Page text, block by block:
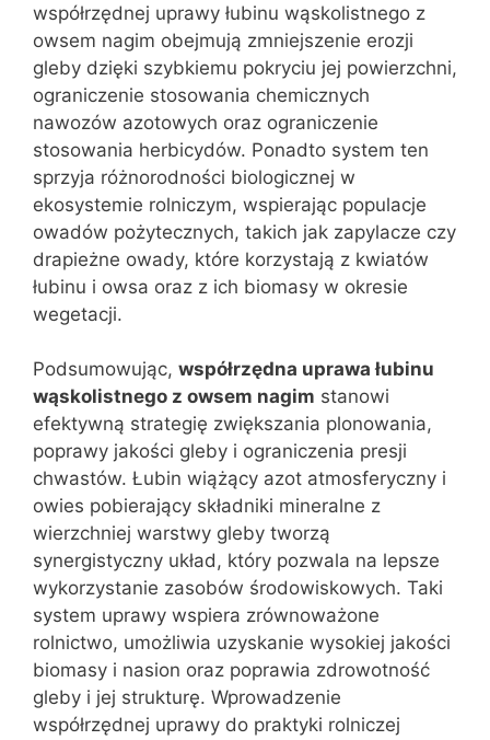
współrzędnej uprawy łubinu wąskolistnego z
owsem nagim obejmują zmniejszenie erozji
gleby dzięki szybkiemu pokryciu jej powierzchni,
ograniczenie stosowania chemicznych
nawozów azotowych oraz ograniczenie
stosowania herbicydów. Ponadto system ten
sprzyja różnorodności biologicznej w
ekosystemie rolniczym, wspierając populacje
owadów pożytecznych, takich jak zapylacze czy
drapieżne owady, które korzystają z kwiatów
łubinu i owsa oraz z ich biomasy w okresie
wegetacji.
Podsumowując, współrzędna uprawa łubinu
wąskolistnego z owsem nagim stanowi
efektywną strategię zwiększania plonowania,
poprawy jakości gleby i ograniczenia presji
chwastów. Łubin wiążący azot atmosferyczny i
owies pobierający składniki mineralne z
wierzchniej warstwy gleby tworzą
synergistyczny układ, który pozwala na lepsze
wykorzystanie zasobów środowiskowych. Taki
system uprawy wspiera zrównoważone
rolnictwo, umożliwia uzyskanie wysokiej jakości
biomasy i nasion oraz poprawia zdrowotność
gleby i jej strukturę. Wprowadzenie
współrzędnej uprawy do praktyki rolniczej